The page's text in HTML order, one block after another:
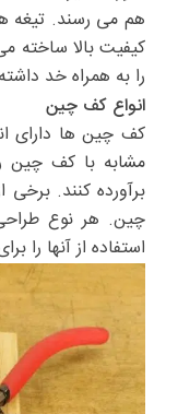
هم می رسند. تیغه
کیفیت بالا ساخته
را به همراه خد
انواع کف چین
کف چین ها دارای
مشابه با کف چین
برآورده کنند. برخی
چین. هر نوع
استفاده از آنها را